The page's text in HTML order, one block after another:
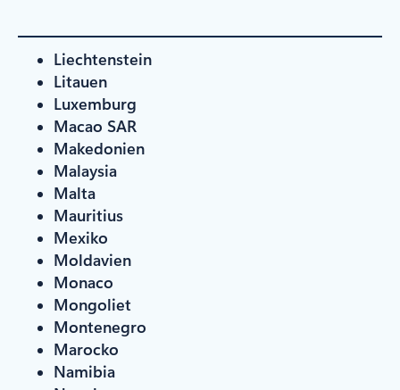
Liechtenstein
Litauen
Luxemburg
Macao SAR
Makedonien
Malaysia
Malta
Mauritius
Mexiko
Moldavien
Monaco
Mongoliet
Montenegro
Marocko
Namibia